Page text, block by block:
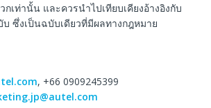
กเท่านั้น และควรนำไปเทียบเคียงอ้างอิงกับ
ซึ่งเป็นฉบับเดียวที่มีผลทางกฎหมาย
, +66 0909245399